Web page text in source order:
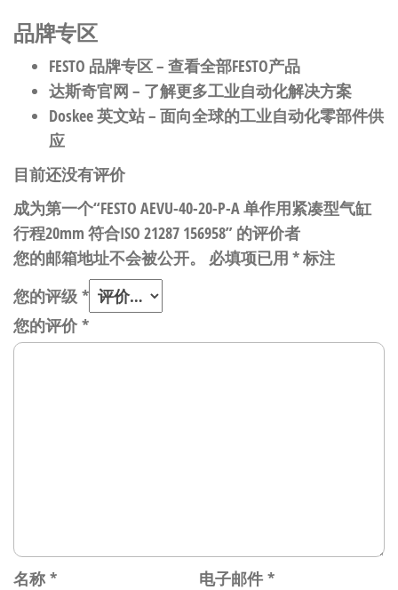
品牌专区
FESTO 品牌专区– 查看全部FESTO产品
达斯奇官网 – 了解更多工业自动化解决方案
Doskee 英文站– 面向全球的工业自动化零部件供
应
目前还没有评价
成为第一个“FESTO AEVU-40-20-P-A 单作用紧凑型气缸
行程20mm 符合ISO 21287 156958” 的评价者
您的邮箱地址不会被公开。
必填项已用 *标注
您的评级 *
您的评价*
名称 * 电子邮件 *